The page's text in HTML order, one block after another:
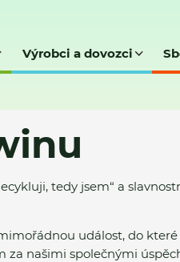
Výrobci a dovozci
tedy jsem“ a
událost, do
našimi společnými